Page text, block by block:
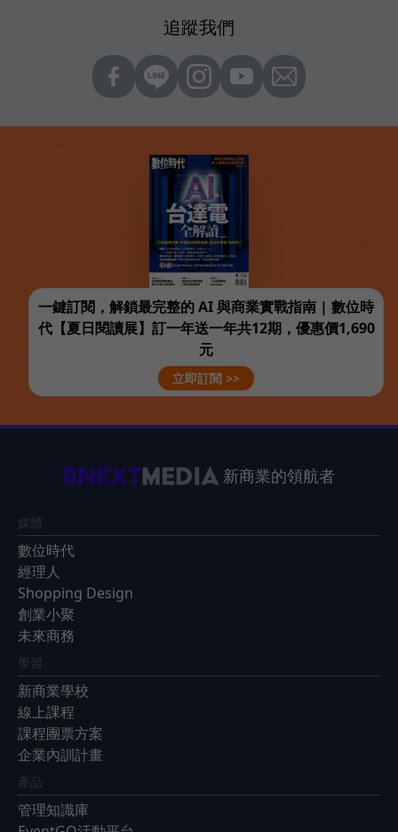
追蹤我們
一鍵訂閱，解鎖最完整的 AI 與商業實戰指南 | 數位時
代【夏日閱讀展】訂一年送一年共12期，優惠價1,690
元
立即訂閱 >>
新商業的領航者
媒體
數位時代
經理人
Shopping Design
創業小聚
未來商務
學習
新商業學校
線上課程
課程團票方案
企業內訓計畫
產品
管理知識庫